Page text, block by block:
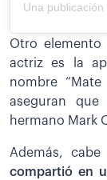
Otro
actriz es la
nombre “Mate
aseguran
hermano Mark
Además, cabe
compartió en